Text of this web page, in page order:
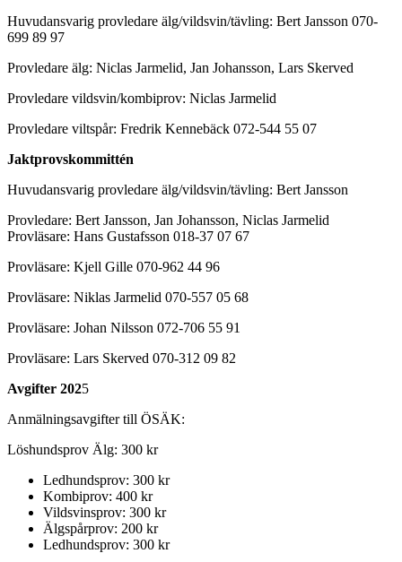
Huvudansvarig provledare älg/vildsvin/tävling: Bert Jansson 070-
699 89 97
Provledare älg: Niclas Jarmelid, Jan Johansson, Lars Skerved
Provledare vildsvin/kombiprov: Niclas Jarmelid
Provledare viltspår: Fredrik Kennebäck 072-544 55 07
Jaktprovskommittén
Huvudansvarig provledare älg/vildsvin/tävling: Bert Jansson
Provledare: Bert Jansson, Jan Johansson, Niclas Jarmelid
Provläsare: Hans Gustafsson 018-37 07 67
Provläsare: Kjell Gille 070-962 44 96
Provläsare: Niklas Jarmelid 070-557 05 68
Provläsare: Johan Nilsson 072-706 55 91
Provläsare: Lars Skerved 070-312 09 82
Avgifter 2025
Anmälningsavgifter till ÖSÄK:
Löshundsprov Älg: 300 kr
Ledhundsprov: 300 kr
Kombiprov: 400 kr
Vildsvinsprov: 300 kr
Älgspårprov: 200 kr
Ledhundsprov: 300 kr